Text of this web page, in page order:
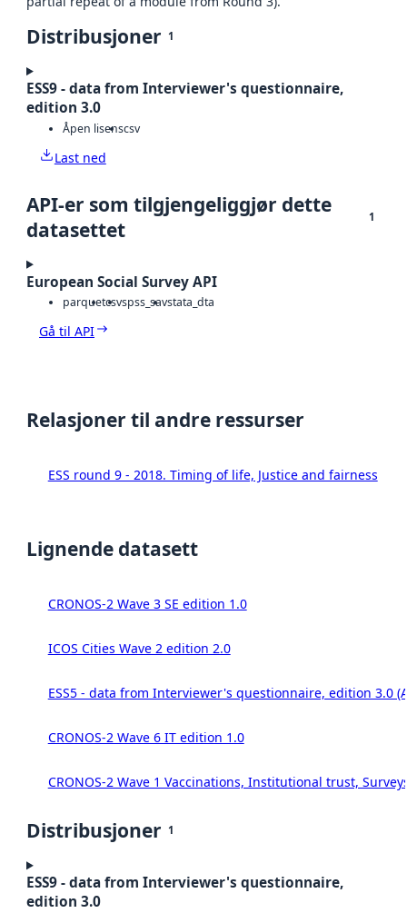
Distribusjoner 1
ESS9 - data from Interviewer's questionnaire,
edition 3.0
Åpen lisenscsv
Last ned
API-er som tilgjengeliggjør dette
datasettet
1
European Social Survey API
parquetcsvspss_savstata_dta
Gå til API
Relasjoner til andre ressurser
ESS round 9 - 2018. Timing of life, Justice and fairness
Lignende datasett
CRONOS-2 Wave 3 SE edition 1.0
ICOS Cities Wave 2 edition 2.0
ESS5 - data from Interviewer's questionnaire, edition 3.0
CRONOS-2 Wave 6 IT edition 1.0
CRONOS-2 Wave 1 Vaccinations, Institutional trust,
Distribusjoner 1
ESS9 - data from Interviewer's questionnaire,
edition 3.0